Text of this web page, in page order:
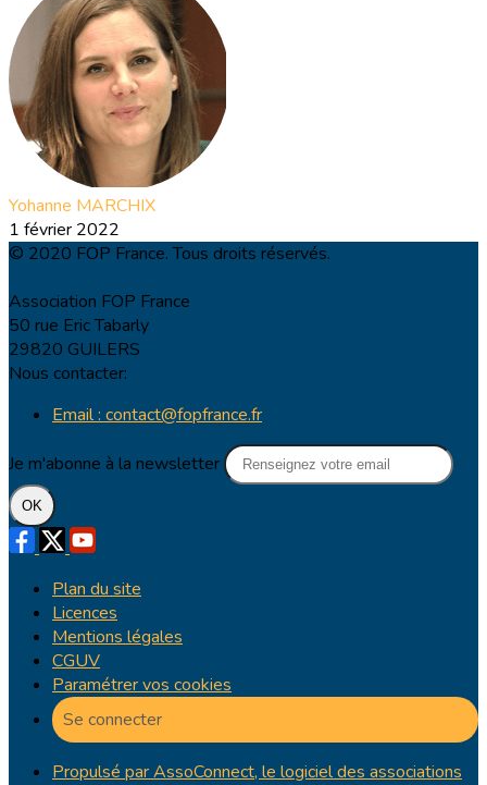
Yohanne MARCHIX
1 février 2022
© 2020 FOP France. Tous droits réservés.
Association FOP France
50 rue Eric Tabarly
29820 GUILERS
Nous contacter:
Email : contact@fopfrance.fr
Je m'abonne à la newsletter
OK
Plan du site
Licences
Mentions légales
CGUV
Paramétrer vos cookies
Se connecter
Propulsé par AssoConnect, le logiciel des associations